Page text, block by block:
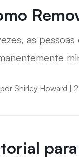
as
no
por Shirley Howard